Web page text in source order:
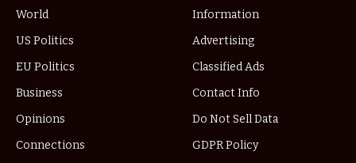
World
US Politics
EU Politics
Business
Opinions
Connections
Information
Advertising
Classified Ads
Contact Info
Do Not Sell Data
GDPR Policy